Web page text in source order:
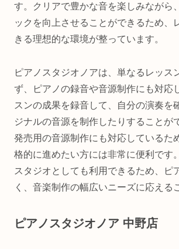
す。クリアで豊かな音を楽しみながら
ックを向上させることができるため、
きる理想的な環境が整っています。
ピアノスタジオノアは、単なるレッス
ず、ピアノの録音や音源制作にも対応
スンの成果を録音して、自分の演奏を
ジナルの音源を制作したりすることが
発売用の音源制作にも対応しているた
格的に進めたい方には非常に便利です
スタジオとしても利用できるため、ピ
く、音楽制作の幅広いニーズに応える
ピアノスタジオノア 中野店